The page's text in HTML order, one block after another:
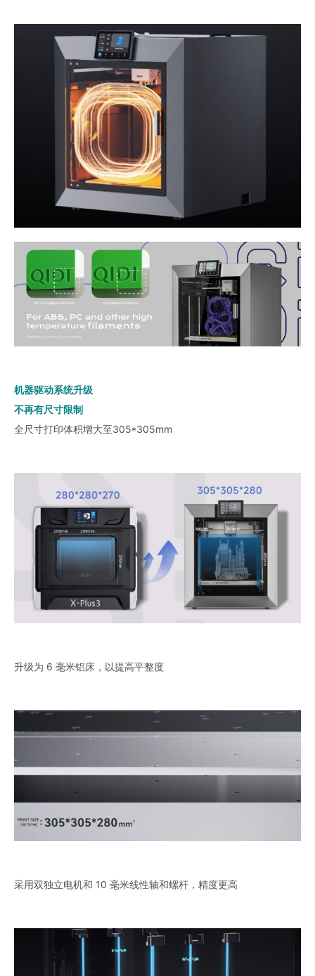
机器驱动系统升级
不再有尺寸限制
全尺寸打印体积增大至305*305mm
升级为 6 毫米铝床，以提高平整度
采用双独立电机和 10 毫米线性轴和螺杆，精度更高